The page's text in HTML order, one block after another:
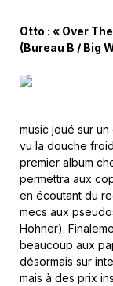
Otto : « Over
(Bureau B / Big
music joué sur
vu la douche
premier album
permettra aux
en écoutant du
mecs aux
Hohner).
beaucoup aux
désormais sur
mais à des prix